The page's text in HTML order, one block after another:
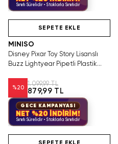
Sınırlı Sürelidir • Stoklarla Sınırlıdır
SEPETE EKLE
MINISO
Disney Pixar Toy Story Lisanslı
Buzz Lightyear Pipetli Plastik
%20
1.099,99 TL
879,99 TL
GECE KAMPANYASI
NET %20 İNDİRİM!
Sınırlı Sürelidir • Stoklarla Sınırlıdır